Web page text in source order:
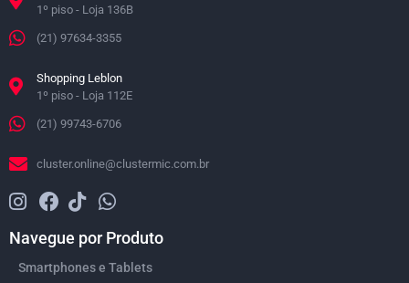
1º piso - Loja 136B
(21) 97634-3355
Shopping Leblon
1º piso - Loja 112E
(21) 99743-6706
cluster.online@clustermic.com.br
Navegue por Produto
Smartphones e Tablets